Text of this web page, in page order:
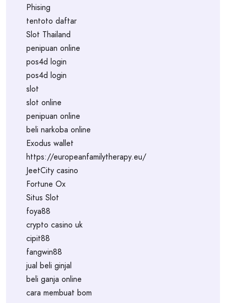
Phising
tentoto daftar
Slot Thailand
penipuan online
pos4d login
pos4d login
slot
slot online
penipuan online
beli narkoba online
Exodus wallet
https://europeanfamilytherapy.eu/
JeetCity casino
Fortune Ox
Situs Slot
foya88
crypto casino uk
cipit88
fangwin88
jual beli ginjal
beli ganja online
cara membuat bom